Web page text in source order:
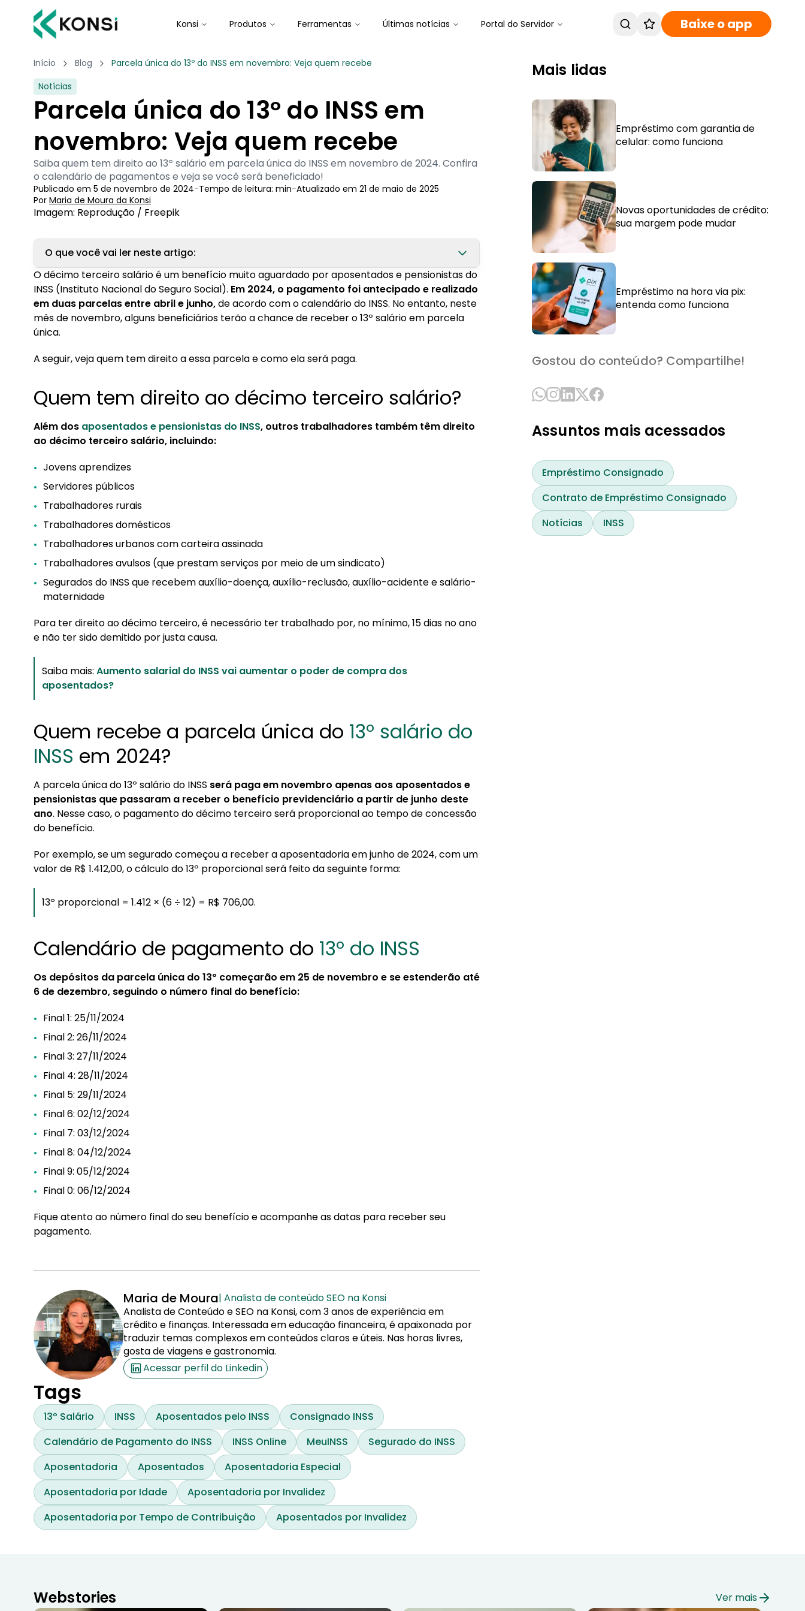
Konsi Produtos Ferramentas Últimas notícias Portal do Servidor Baixe o app
Início Blog
Parcela única do 13º do INSS em novembro: Veja quem recebe
Notícias
Parcela única do 13º do INSS em
novembro: Veja quem recebe
Saiba quem tem direito ao 13º salário em parcela única do INSS em novembro de 2024. Confira
o calendário de pagamentos e veja se você será beneficiado!
Publicado em 5 de novembro de 2024-Tempo de leitura: min-Atualizado em 21 de maio de 2025
Por Maria de Moura da Konsi
Imagem: Reprodução / Freepik
O que você vai ler neste artigo:
1. Quem tem direito ao décimo terceiro salário?
2. Quem recebe a parcela única do 13º salário do INSS em 2024?
3. Calendário de pagamento do 13º do INSS
O décimo terceiro salário é um benefício muito aguardado por aposentados e pensionistas do
INSS (Instituto Nacional do Seguro Social). Em 2024, o pagamento foi antecipado e realizado
em duas parcelas entre abril e junho,de acordo com o calendário do INSS. No entanto, neste
mês de novembro, alguns beneficiários terão a chance de receber o 13º salário em parcela
única.
A seguir, veja quem tem direito a essa parcela e como ela será paga.
Quem tem direito ao décimo terceiro salário?
Além dos aposentados e pensionistas do INSS, outros trabalhadores também têm direito
ao décimo terceiro salário, incluindo:
Jovens aprendizes
Servidores públicos
Trabalhadores rurais
Trabalhadores domésticos
Trabalhadores urbanos com carteira assinada
Trabalhadores avulsos (que prestam serviços por meio de um sindicato)
Segurados do INSS que recebem auxílio-doença, auxílio-reclusão, auxílio-acidente e salário-
maternidade
Para ter direito ao décimo terceiro, é necessário ter trabalhado por, no mínimo, 15 dias no ano
e não ter sido demitido por justa causa.
Saiba mais: Aumento salarial do INSS vai aumentar o poder de compra dos
aposentados?
Quem recebe a parcela única do 13º salário do
INSS em 2024?
A parcela única do 13º salário do INSS será paga em novembro apenas aos aposentados e
pensionistas que passaram a receber o benefício previdenciário a partir de junho deste
ano. Nesse caso, o pagamento do décimo terceiro será proporcional ao tempo de concessão
do benefício.
Por exemplo, se um segurado começou a receber a aposentadoria em junho de 2024, com um
valor de R$ 1.412,00, o cálculo do 13º proporcional será feito da seguinte forma:
13º proporcional = 1.412 × (6 ÷ 12) = R$ 706,00.
Calendário de pagamento do 13º do INSS
Os depósitos da parcela única do 13º começarão em 25 de novembro e se estenderão até
6 de dezembro, seguindo o número final do benefício:
Final 1: 25/11/2024
Final 2: 26/11/2024
Final 3: 27/11/2024
Final 4: 28/11/2024
Final 5: 29/11/2024
Final 6: 02/12/2024
Final 7: 03/12/2024
Final 8: 04/12/2024
Final 9: 05/12/2024
Final 0: 06/12/2024
Fique atento ao número final do seu benefício e acompanhe as datas para receber seu
pagamento.
Maria de Moura| Analista de conteúdo SEO na Konsi
Analista de Conteúdo e SEO na Konsi, com 3 anos de experiência em
crédito e finanças. Interessada em educação financeira, é apaixonada por
traduzir temas complexos em conteúdos claros e úteis. Nas horas livres,
gosta de viagens e gastronomia.
Acessar perfil do Linkedin
Tags
13º Salário INSS Aposentados pelo INSS
Consignado INSS
Calendário de Pagamento do INSS
INSS Online MeuINSS
Segurado do INSS
Aposentadoria
Aposentados
Aposentadoria Especial
Aposentadoria por Idade
Aposentadoria por Invalidez
Aposentadoria por Tempo de Contribuição
Aposentados por Invalidez
Mais lidas
Empréstimo com garantia de
celular: como funciona
Novas oportunidades de crédito:
sua margem pode mudar
Empréstimo na hora via pix:
entenda como funciona
Gostou do conteúdo? Compartilhe!
Assuntos mais acessados
Empréstimo Consignado
Contrato de Empréstimo Consignado
Notícias
INSS
Webstories Ver mais